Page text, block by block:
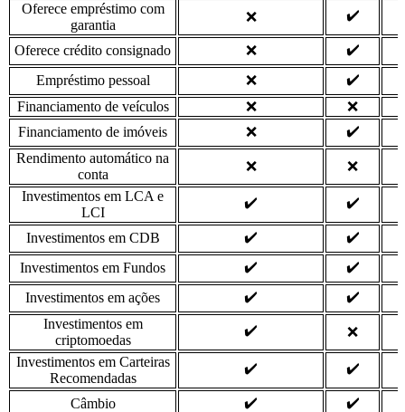
Oferece empréstimo com
garantia
❌ ✔️
Oferece crédito consignado ❌
✔️
Empréstimo pessoal
❌
✔️
Financiamento de veículos
❌
❌
Financiamento de imóveis
❌
✔️
Rendimento automático na
conta
❌
❌
Investimentos em LCA e
LCI
✔️ ✔️
Investimentos em CDB ✔️
✔️
Investimentos em Fundos
✔️
✔️
Investimentos em ações
✔️
✔️
Investimentos em
criptomoedas
✔️
❌
Investimentos em Carteiras
Recomendadas
✔️ ✔️
Câmbio ✔️ ✔️